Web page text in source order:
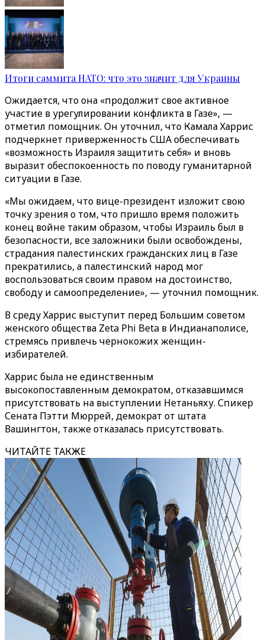
Итоги саммита НАТО: что это значит для Украины
Ожидается, что она «продолжит свое активное
участие в урегулировании конфликта в Газе», —
отметил помощник. Он уточнил, что Камала Харрис
подчеркнет приверженность США обеспечивать
«‎‎возможность Израиля защитить себя» и вновь
выразит обеспокоенность по поводу гуманитарной
ситуации в Газе.
«Мы ожидаем, что вице-президент изложит свою
точку зрения о том, что пришло время положить
конец войне таким образом, чтобы Израиль был в
безопасности, все заложники были освобождены,
страдания палестинских гражданских лиц в Газе
прекратились, а палестинский народ мог
воспользоваться своим правом на достоинство,
свободу и самоопределение», — уточнил помощник.
В среду Харрис выступит перед Большим советом
женского общества Zeta Phi Beta в Индианаполисе,
стремясь привлечь чернокожих женщин-
избирателей.
Харрис была не единственным
высокопоставленным демократом, отказавшимся
присутствовать на выступлении Нетаньяху. Спикер
Сената Пэтти Мюррей, демократ от штата
Вашингтон, также отказалась присутствовать.
ЧИТАЙТЕ ТАКЖЕ